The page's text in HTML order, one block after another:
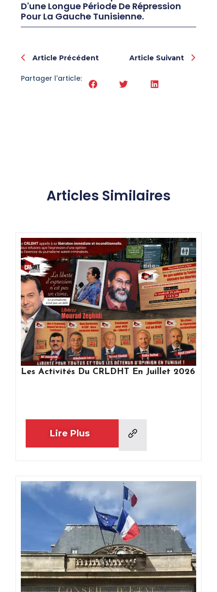
D'une Longue Période De Répression
Pour La Gauche Tunisienne.
Prev
Article Précédent Article Suivant
Partager l'article:
Articles Similaires
Les Activités Du CRLDHT En Juillet 2026
Lire Plus